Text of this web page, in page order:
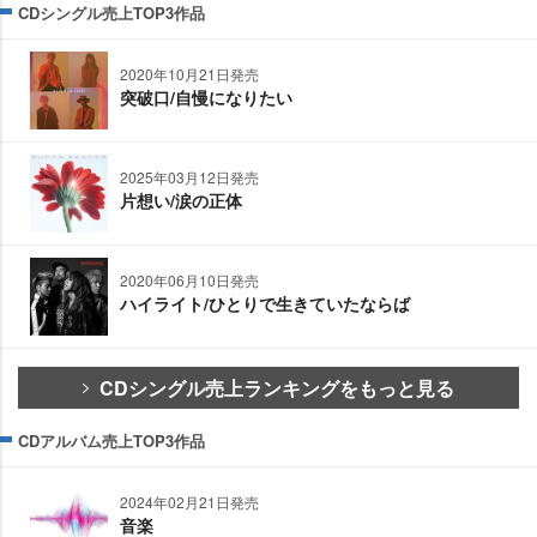
CDシングル売上TOP3作品
2020年10月21日発売
突破口/自慢になりたい
2025年03月12日発売
片想い/涙の正体
2020年06月10日発売
ハイライト/ひとりで生きていたならば
CDシングル売上ランキングをもっと見る
CDアルバム売上TOP3作品
2024年02月21日発売
音楽